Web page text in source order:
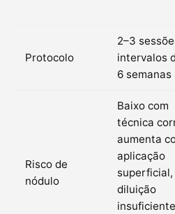
Protocolo
2–3
intervalos
6 semanas
Risco de
nódulo
Baixo com
técnica
aumenta
aplicação
superficial,
diluição